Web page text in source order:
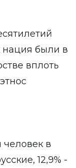
нация были в
вплоть
в
12,9% -